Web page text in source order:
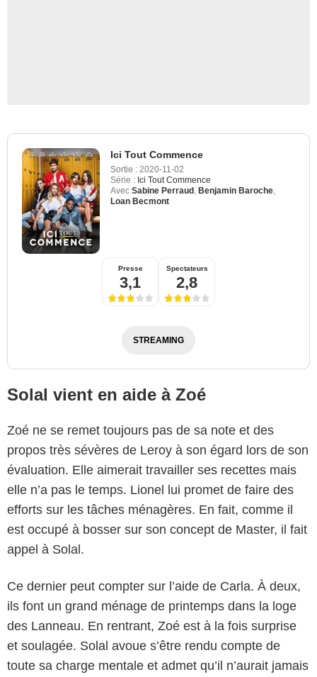
Ici Tout Commence
Sortie : 2020-11-02
Série : Ici Tout Commence
Avec Sabine Perraud Benjamin Baroche
Loan Becmont
Presse
3,1
Spectateurs
2,8
STREAMING
Solal vient en aide à Zoé
Zoé ne se remet toujours pas de sa note et des
propos très sévères de Leroy à son égard lors de son
évaluation. Elle aimerait travailler ses recettes mais
elle n’a pas le temps. Lionel lui promet de faire des
efforts sur les tâches ménagères. En fait, comme il
est occupé à bosser sur son concept de Master, il fait
appel à Solal.
Ce dernier peut compter sur l’aide de Carla. À deux,
ils font un grand ménage de printemps dans la loge
des Lanneau. En rentrant, Zoé est à la fois surprise
et soulagée. Solal avoue s’être rendu compte de
toute sa charge mentale et admet qu’il n’aurait jamais